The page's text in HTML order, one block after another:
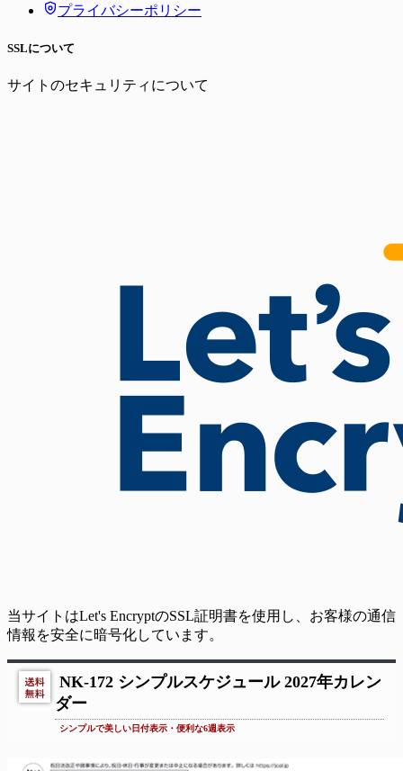
プライバシーポリシー
SSLについて
サイトのセキュリティについて
当サイトはLet's EncryptのSSL証明書を使用し、お客様の通信
情報を安全に暗号化しています。
NK-172 シンプルスケジュール 2027年カレン
ダー
シンプルで美しい日付表示・便利な6週表示